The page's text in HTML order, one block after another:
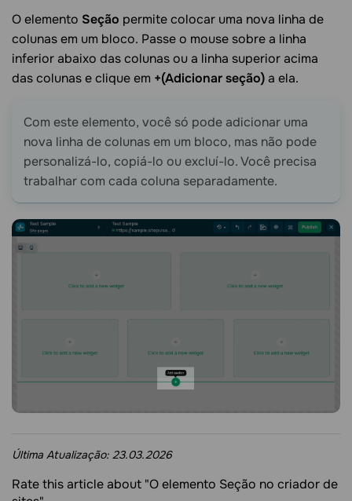
O elemento Seção permite colocar uma nova linha de
colunas em um bloco. Passe o mouse sobre a linha
inferior abaixo das colunas ou a linha superior acima
das colunas e clique em +(Adicionar seção)a ela.
Com este elemento, você só pode adicionar uma
nova linha de colunas em um bloco, mas não pode
personalizá-lo, copiá-lo ou excluí-lo. Você precisa
trabalhar com cada coluna separadamente.
Última Atualização: 23.03.2026
Rate this article about "O elemento Seção no criador de